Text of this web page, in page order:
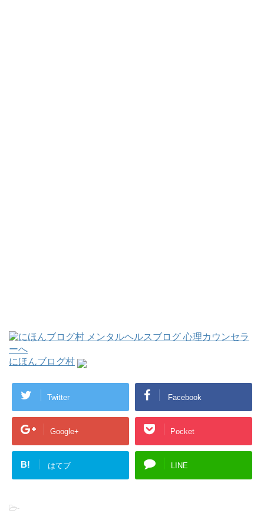
にほんブログ村
Twitter Facebook
Google+ Pocket
B! はてブ LINE
-